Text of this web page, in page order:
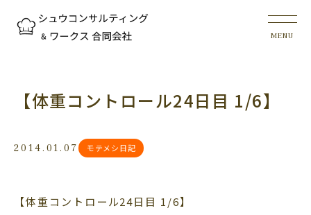
【体重コントロール24日目 1/6】
2014.01.07 モテメシ日記
【体重コントロール24日目 1/6】